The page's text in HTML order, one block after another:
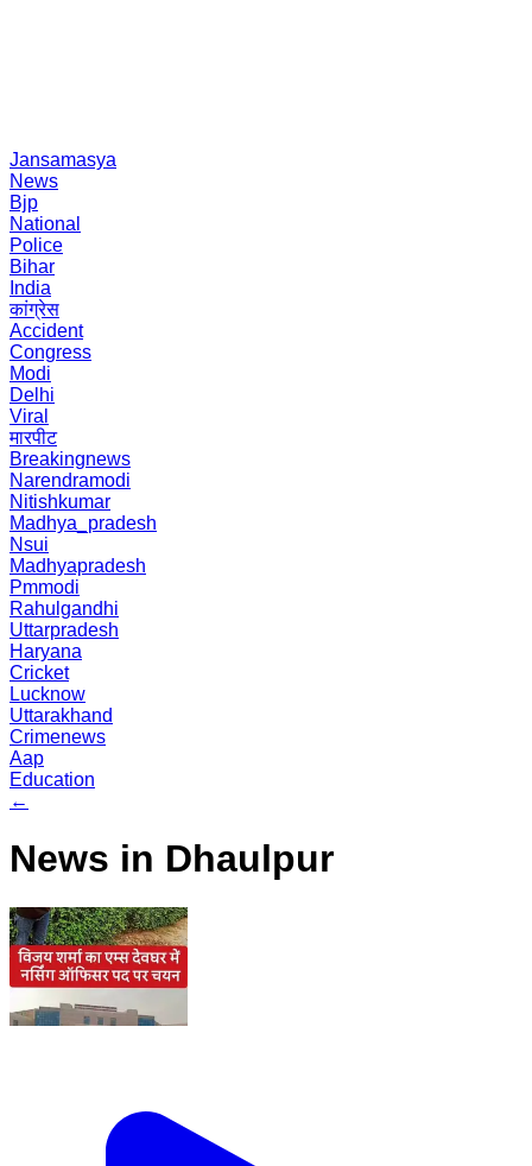
Jansamasya
News
Bjp
National
Police
Bihar
India
कांग्रेस
Accident
Congress
Modi
Delhi
Viral
मारपीट
Breakingnews
Narendramodi
Nitishkumar
Madhya_pradesh
Nsui
Madhyapradesh
Pmmodi
Rahulgandhi
Uttarpradesh
Haryana
Cricket
Lucknow
Uttarakhand
Crimenews
Aap
Education
←
News in Dhaulpur